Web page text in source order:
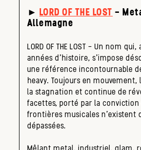
► LORD OF THE LOST –
Allemagne
LORD OF THE LOST – Un nom
années d’histoire, s’impose
une référence incontournable
heavy. Toujours en mouvement,
la stagnation et continue de
facettes, porté par la conviction
frontières musicales n’existent
dépassées.